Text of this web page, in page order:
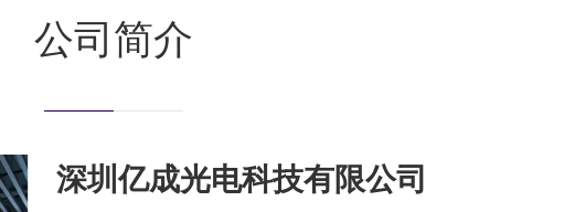
公司简介
深圳亿成光电科技有限公司